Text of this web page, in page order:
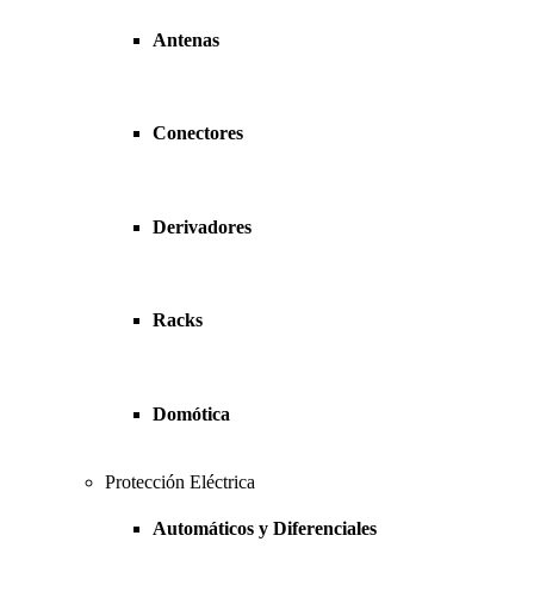
Antenas
Conectores
Derivadores
Racks
Domótica
Protección Eléctrica
Automáticos y Diferenciales